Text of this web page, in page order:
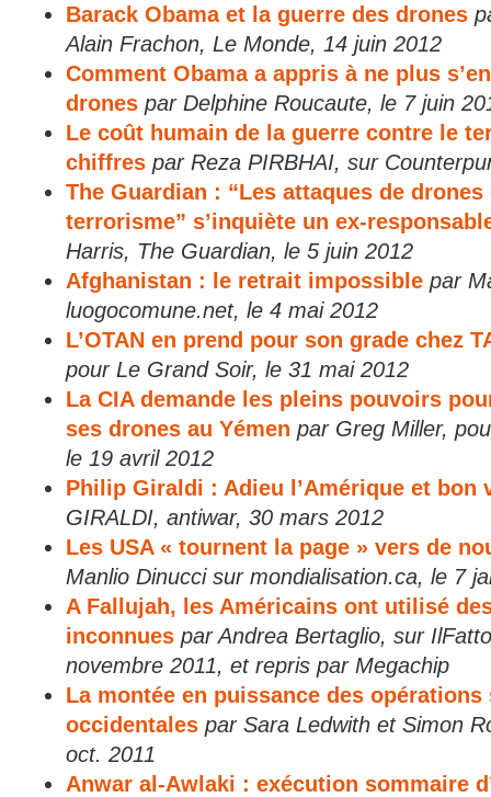
Barack Obama et la guerre des drones
Alain Frachon, Le Monde, 14 juin 2012
Comment Obama a appris à ne plus
drones par Delphine Roucaute, le 7 juin
Le coût humain de la guerre contre le
chiffres par Reza PIRBHAI, sur
The Guardian : “Les attaques de
terrorisme” s’inquiète un ex-
Harris, The Guardian, le 5 juin 2012
Afghanistan : le retrait impossible par
luogocomune.net, le 4 mai 2012
L’OTAN en prend pour son grade chez
pour Le Grand Soir, le 31 mai 2012
La CIA demande les pleins pouvoirs
ses drones au Yémen par Greg Miller,
le 19 avril 2012
Philip Giraldi : Adieu l’Amérique et bon
GIRALDI, antiwar, 30 mars 2012
Les USA « tournent la page » vers de
Manlio Dinucci sur mondialisation.ca, le 7
A Fallujah, les Américains ont utilisé
inconnues par Andrea Bertaglio, sur
novembre 2011, et repris par Megachip
La montée en puissance des opérations
occidentales par Sara Ledwith et Simon
oct. 2011
Anwar al-Awlaki : exécution sommaire